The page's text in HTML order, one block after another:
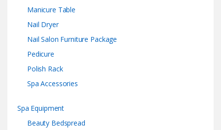
Manicure Table
Nail Dryer
Nail Salon Furniture Package
Pedicure
Polish Rack
Spa Accessories
Spa Equipment
Beauty Bedspread